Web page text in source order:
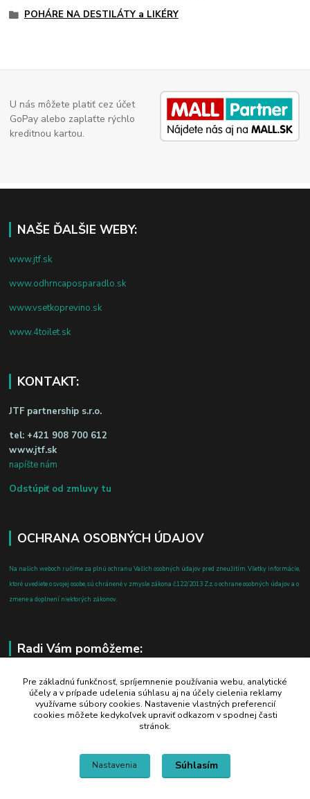
POHÁRE NA DESTILÁTY a LIKÉRY
U nás môžete platiť cez účet
GoPay alebo zaplaťte rýchlo
kreditnou kartou.
NAŠE ĎALŠIE WEBY:
www.jtf.sk
www.odhrncaposparadlo.sk
www.vsetkoprevino.sk
www.4toilet.sk
KONTAKT:
JTF partnership s.r.o.
tel: +421 908 700 612
www.jtf.sk
napíšte nám
Odstúpiť od zmluvy tu
OCHRANA OSOBNÝCH ÚDAJOV
Na našich weboch ručíme za plnú ochranu Vašich osobných údajov pred zneužitím. Všetky informácie,
ktoré uvediete o svojej osobe, sú chránené v zmysle zákona č.122/2013 Z.z. o ochrane osobných údajov a o
zmene a doplnení niektorých zákonov.
Radi Vám pomôžeme:
+421 908 700 612
po-pia: 8.00 - 16.00
business@jtf.sk
Pre základnú funkčnosť, spríjemnenie používania webu, analytické
účely a v prípade udelenia súhlasu aj na účely cielenia reklamy
využívame súbory cookies. Nastavenie vlastných preferencií
cookies môžete kedykoľvek upraviť odkazom v spodnej časti
stránok.
Nastavenia Súhlasím